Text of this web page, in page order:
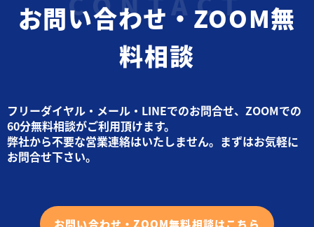
お問い合わせ・ZOOM無
料相談
フリーダイヤル・メール・LINEでのお問合せ、ZOOMでの
60分無料相談がご利用頂けます。
弊社から不要な営業連絡はいたしません。まずはお気軽に
お問合せ下さい。